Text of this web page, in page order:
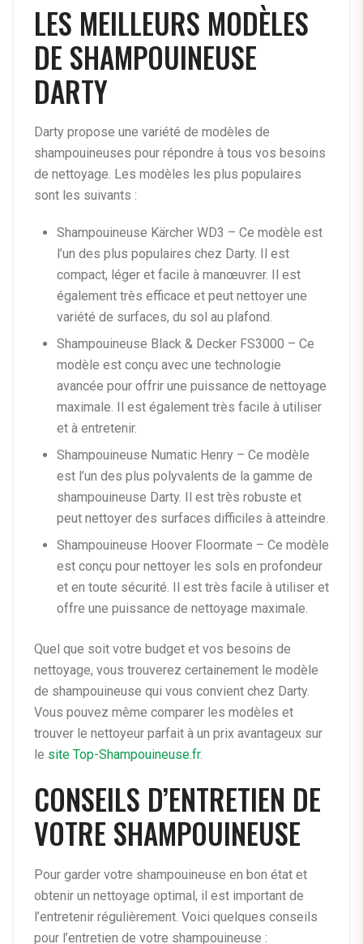
LES MEILLEURS MODÈLES
DE SHAMPOUINEUSE
DARTY
Darty propose une variété de modèles de
shampouineuses pour répondre à tous vos besoins
de nettoyage. Les modèles les plus populaires
sont les suivants :
Shampouineuse Kärcher WD3 – Ce modèle est
l’un des plus populaires chez Darty. Il est
compact, léger et facile à manœuvrer. Il est
également très efficace et peut nettoyer une
variété de surfaces, du sol au plafond.
Shampouineuse Black & Decker FS3000 – Ce
modèle est conçu avec une technologie
avancée pour offrir une puissance de nettoyage
maximale. Il est également très facile à utiliser
et à entretenir.
Shampouineuse Numatic Henry – Ce modèle
est l’un des plus polyvalents de la gamme de
shampouineuse Darty. Il est très robuste et
peut nettoyer des surfaces difficiles à atteindre.
Shampouineuse Hoover Floormate – Ce modèle
est conçu pour nettoyer les sols en profondeur
et en toute sécurité. Il est très facile à utiliser et
offre une puissance de nettoyage maximale.
Quel que soit votre budget et vos besoins de
nettoyage, vous trouverez certainement le modèle
de shampouineuse qui vous convient chez Darty.
Vous pouvez même comparer les modèles et
trouver le nettoyeur parfait à un prix avantageux sur
le site Top-Shampouineuse.fr.
CONSEILS D’ENTRETIEN DE
VOTRE SHAMPOUINEUSE
Pour garder votre shampouineuse en bon état et
obtenir un nettoyage optimal, il est important de
l’entretenir régulièrement. Voici quelques conseils
pour l’entretien de votre shampouineuse :